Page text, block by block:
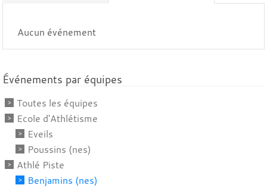
Aucun événement
Événements par équipes
Toutes les équipes
Ecole d'Athlétisme
Eveils
Poussins (nes)
Athlé Piste
Benjamins (nes)